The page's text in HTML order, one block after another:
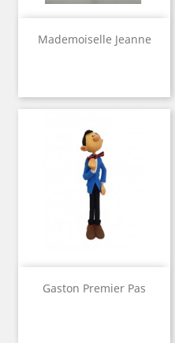
Mademoiselle Jeanne
Gaston Premier Pas